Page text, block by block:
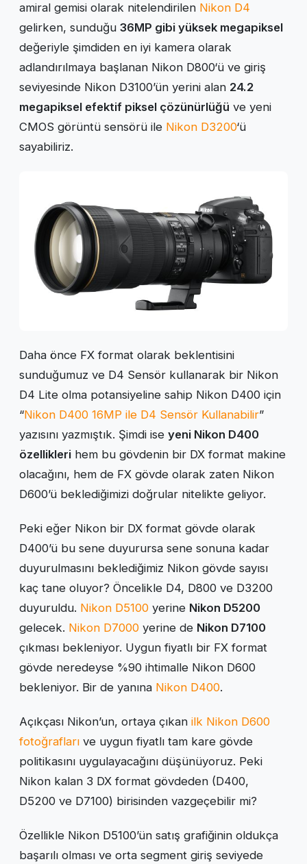
amiral gemisi olarak nitelendirilen Nikon D4
gelirken, sunduğu 36MP gibi yüksek megapiksel
değeriyle şimdiden en iyi kamera olarak
adlandırılmaya başlanan Nikon D800‘ü ve giriş
seviyesinde Nikon D3100’ün yerini alan 24.2
megapiksel efektif piksel çözünürlüğü ve yeni
CMOS görüntü sensörü ile Nikon D3200‘ü
sayabiliriz.
Daha önce FX format olarak beklentisini
sunduğumuz ve D4 Sensör kullanarak bir Nikon
D4 Lite olma potansiyeline sahip Nikon D400 için
“Nikon D400 16MP ile D4 Sensör Kullanabilir”
yazısını yazmıştık. Şimdi ise yeni Nikon D400
özellikleri hem bu gövdenin bir DX format makine
olacağını, hem de FX gövde olarak zaten Nikon
D600’ü beklediğimizi doğrular nitelikte geliyor.
Peki eğer Nikon bir DX format gövde olarak
D400’ü bu sene duyurursa sene sonuna kadar
duyurulmasını beklediğimiz Nikon gövde sayısı
kaç tane oluyor? Öncelikle D4, D800 ve D3200
duyuruldu. Nikon D5100 yerine Nikon D5200
gelecek. Nikon D7000 yerine de Nikon D7100
çıkması bekleniyor. Uygun fiyatlı bir FX format
gövde neredeyse %90 ihtimalle Nikon D600
bekleniyor. Bir de yanına Nikon D400.
Açıkçası Nikon’un, ortaya çıkan ilk Nikon D600
fotoğrafları ve uygun fiyatlı tam kare gövde
politikasını uygulayacağını düşünüyoruz. Peki
Nikon kalan 3 DX format gövdeden (D400,
D5200 ve D7100) birisinden vazgeçebilir mi?
Özellikle Nikon D5100’ün satış grafiğinin oldukça
başarılı olması ve orta segment giriş seviyede